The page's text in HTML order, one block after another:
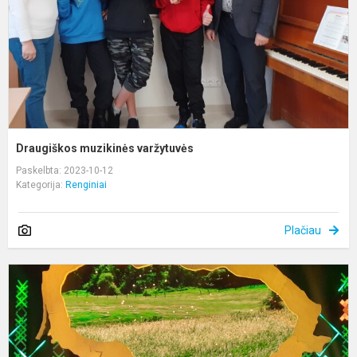
Draugiškos muzikinės varžytuvės
Paskelbta: 2023-10-12
Kategorija: Renginiai
Plačiau